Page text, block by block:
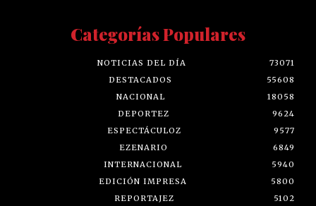
Categorías Populares
NOTICIAS DEL DÍA
73071
DESTACADOS
55608
NACIONAL
18058
DEPORTEZ
9624
ESPECTÁCULOZ
9577
EZENARIO
6849
INTERNACIONAL
5940
EDICIÓN IMPRESA
5800
REPORTAJEZ
5102